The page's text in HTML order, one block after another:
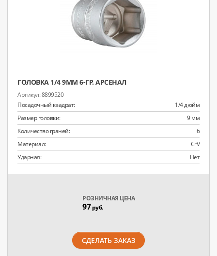
ГОЛОВКА 1/4 9ММ 6-ГР. АРСЕНАЛ
8899520
Посадочный квадрат:
1/4 дюйм
Размер головки:
9 мм
Количество граней:
6
Материал:
CrV
Ударная:
Нет
РОЗНИЧНАЯ ЦЕНА
97руб.
СДЕЛАТЬ ЗАКАЗ